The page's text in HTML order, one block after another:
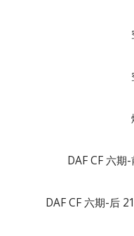
DAF CF 六
DAF CF 六期-后